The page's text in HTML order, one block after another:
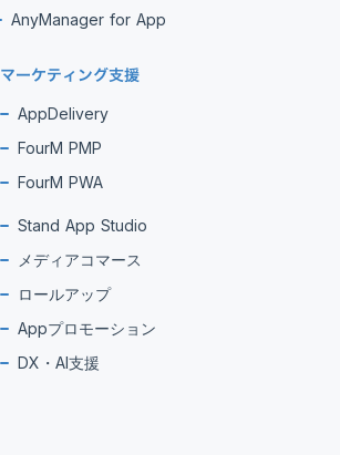
AnyManager for App
マーケティング支援
AppDelivery
FourM PMP
FourM PWA
Stand App Studio
メディアコマース
ロールアップ
Appプロモーション
DX・AI支援